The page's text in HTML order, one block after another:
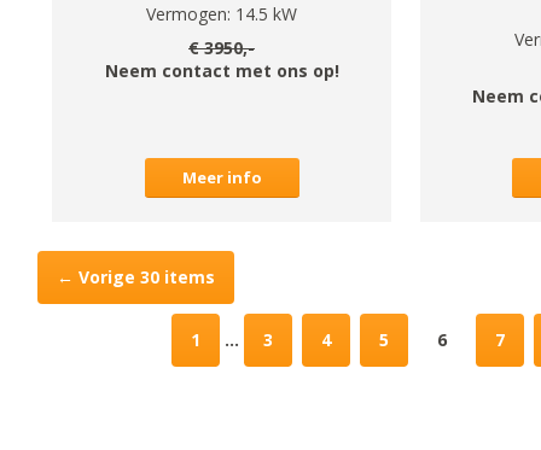
Vermogen: 14.5 kW
€3950,-
Neem contact met ons op!
Meer info
Neem
← Vorige30 items
1 ... 3 4 5 6 7